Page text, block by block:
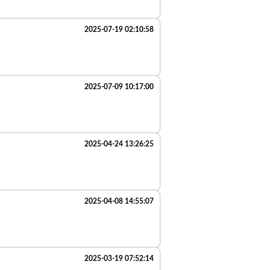
2025-07-19 02:10:58
2025-07-09 10:17:00
2025-04-24 13:26:25
2025-04-08 14:55:07
2025-03-19 07:52:14